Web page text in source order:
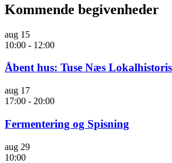
Kommende begivenheder
aug 15
10:00 - 12:00
Åbent hus: Tuse Næs
aug 17
17:00 - 20:00
Fermentering og Spisning
aug 29
10:00